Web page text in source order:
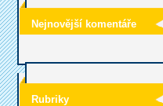
Nejnovější komentáře
Rubriky